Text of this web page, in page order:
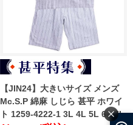
【JIN24】大きいサイズ メンズ
Mc.S.P 綿麻 しじら 甚平 ホワイ
ト 1259-4222-1 3L 4L 5L 6L 7L